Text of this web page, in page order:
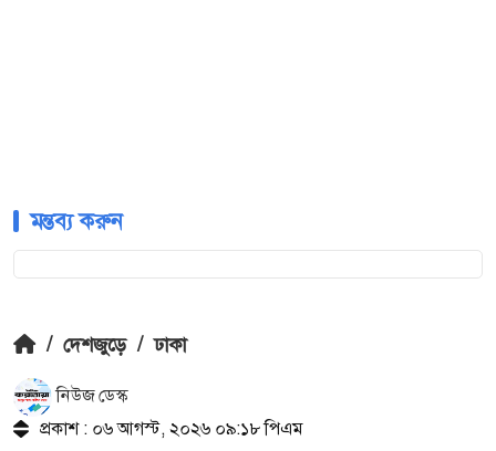
মন্তব্য করুন
/ দেশজুড়ে / ঢাকা
নিউজ ডেস্ক
প্রকাশ : ০৬ আগস্ট, ২০২৬ ০৯:১৮ পিএম